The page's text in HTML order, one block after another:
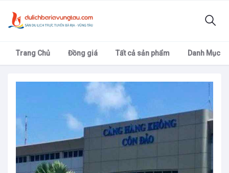
Trang Chủ Đồng giá Tất cả sản phẩm Danh Mục